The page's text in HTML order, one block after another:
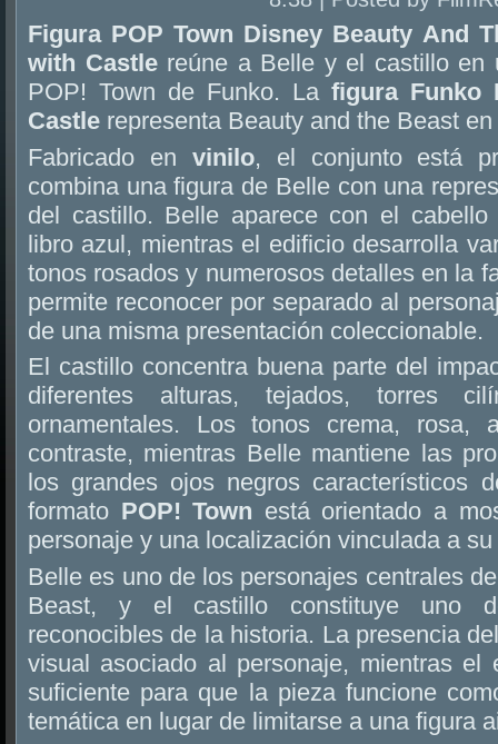
Figura POP Town Disney Beauty And
with Castlereúne a Belle y el castillo en
POP! Town de Funko. La figura Funko
Castle representa Beauty and the Beast
Fabricado en vinilo, el conjunto está
combina una figura de Belle con una
del castillo. Belle aparece con el
libro azul, mientras el edificio desarrolla
tonos rosados y numerosos detalles en la
permite reconocer por separado al
de una misma presentación coleccionable.
El castillo concentra buena parte del
diferentes alturas, tejados, torres
ornamentales. Los tonos crema, rosa,
contraste, mientras Belle mantiene las
los grandes ojos negros característicos
formato POP! Town está orientado a
personaje y una localización vinculada a
Belle es uno de los personajes centrales
Beast, y el castillo constituye uno
reconocibles de la historia. La presencia
visual asociado al personaje, mientras el
suficiente para que la pieza funcione
temática en lugar de limitarse a una figura